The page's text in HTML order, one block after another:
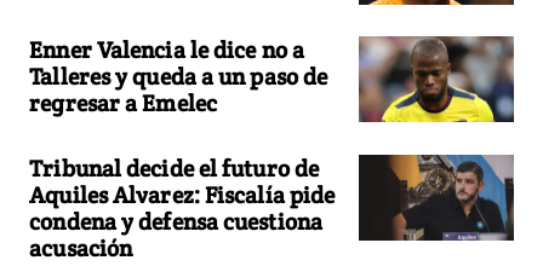
Enner Valencia le dice no a
Talleres y queda a un paso de
regresar a Emelec
Tribunal decide el futuro de
Aquiles Alvarez: Fiscalía pide
condena y defensa cuestiona
acusación